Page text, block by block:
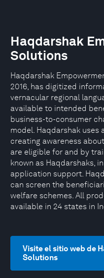
Haqdarshak
Solutions
Haqdarshak
2016, has digitized
vernacular regional
available to intended
business-to-consumer
model. Haqdarshak
creating awareness
are eligible for and by
known as Haqdarshaks,
application support.
can screen the
welfare schemes. All
available in 24 states in
Visite el sitio web de
Solutions